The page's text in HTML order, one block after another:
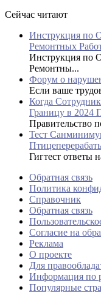
Сейчас читают
Инструкция по
Ремонтных
Инструкция по
Ремонтны...
Форум о
Если ваше
Когда
Границу в 2024
Правительство
Тест
Гигтест ответы
Обратная связь
Политика
Справочник
Обратная связь
Согласие на
Реклама
О проекте
Для
Информация по
Популярные